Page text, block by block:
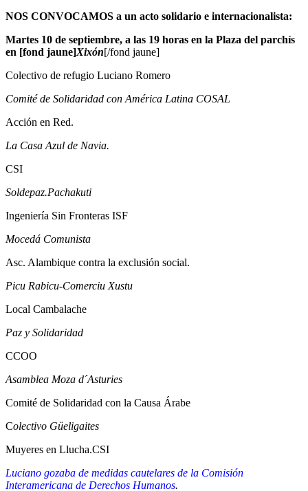
NOS CONVOCAMOS a un acto solidario e internacionalista:
Martes 10 de septiembre, a las 19 horas en la Plaza del parchís
en [fond jaune]Xixón[/fond jaune]
Colectivo de refugio Luciano Romero
Comité de Solidaridad con América Latina COSAL
Acción en Red.
La Casa Azul de Navia.
CSI
Soldepaz.Pachakuti
Ingeniería Sin Fronteras ISF
Mocedá Comunista
Asc. Alambique contra la exclusión social.
Picu Rabicu-Comerciu Xustu
Local Cambalache
Paz y Solidaridad
CCOO
Asamblea Moza d´Asturies
Comité de Solidaridad con la Causa Árabe
Colectivo Güeligaites
Muyeres en Llucha.CSI
Luciano gozaba de medidas cautelares de la Comisión
Interamericana de Derechos Humanos.